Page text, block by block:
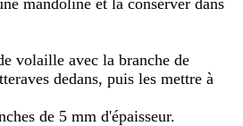
volaille avec la branche de
dedans, puis les mettre à
de 5 mm d'épaisseur.